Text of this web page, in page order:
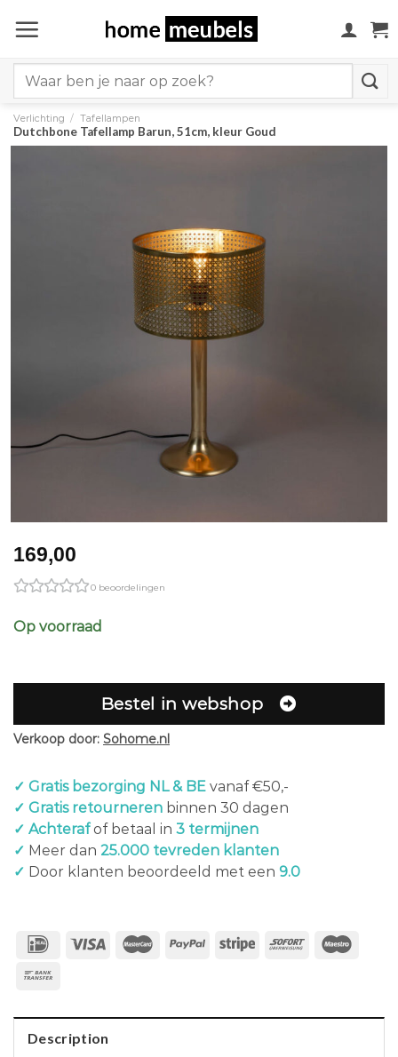
naar
for:
Verlichting / Tafellampen
Dutchbone Tafellamp Barun, 51cm, kleur Goud
169,00
0 beoordelingen
Op voorraad
Bestel in webshop
Verkoop door: Sohome.nl
✓ Gratis bezorging NL & BE vanaf €50,-
✓ Gratis retourneren binnen 30 dagen
✓ Achterafof betaal in 3 termijnen
✓ Meer dan 25.000 tevreden klanten
✓ Door klanten beoordeeld met een 9.0
Description